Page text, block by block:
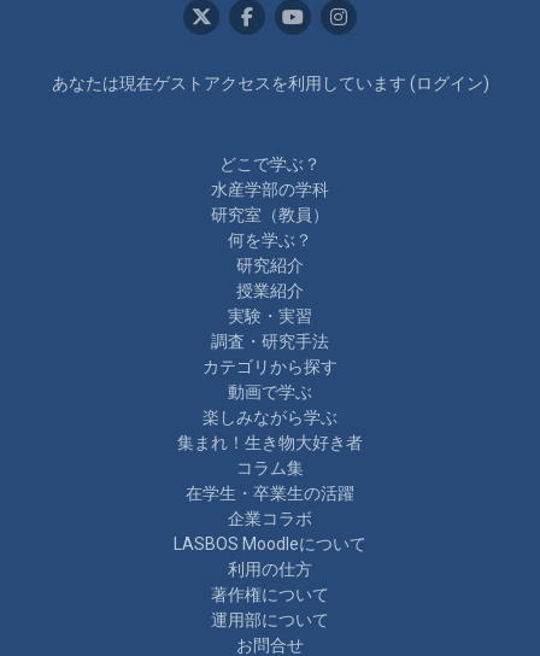
あなたは現在ゲストアクセスを利用しています (ログイン)
どこで学ぶ？
水産学部の学科
研究室（教員）
何を学ぶ？
研究紹介
授業紹介
実験・実習
調査・研究手法
カテゴリから探す
動画で学ぶ
楽しみながら学ぶ
集まれ！生き物大好き者
コラム集
在学生・卒業生の活躍
企業コラボ
LASBOS Moodleについて
利用の仕方
著作権について
運用部について
お問合せ